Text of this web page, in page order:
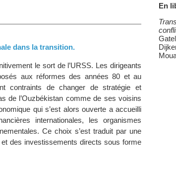
En
dans la transition.
le sort de l’URSS. Les dirigeants
aux réformes des années 80 et au
contraints de changer de stratégie et
de l’Ouzbékistan comme de ses voisins
qui s’est alors ouverte a accueilli
internationales, les organismes
Ce choix s’est traduit par une
des investissements directs sous forme